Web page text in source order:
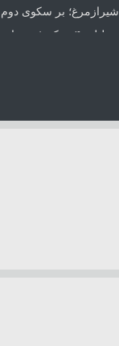
شیرازمرغ؛ بر سکوی
تعطیلی ۴ مرکز غیرمجاز دندانپزشکی در شیراز از ابتدای مردادماه تاکنون
ترامپ: مذاکرات با
موتورسواری بانوان؛